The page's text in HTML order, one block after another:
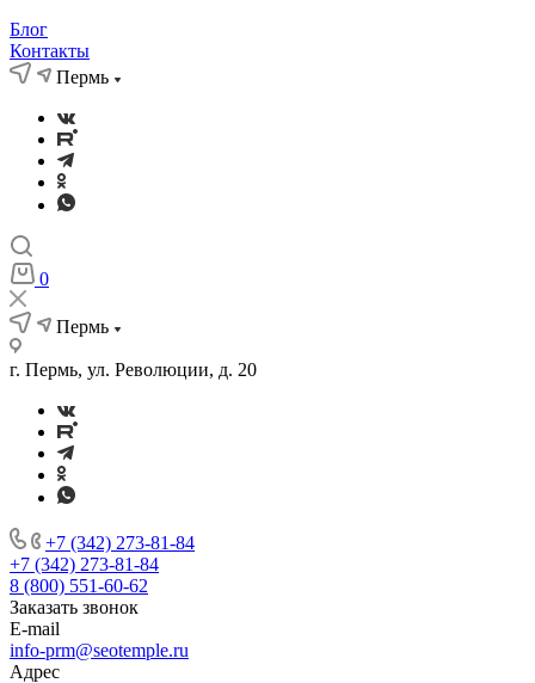
Блог
Контакты
Пермь
0
Пермь
г. Пермь, ул. Революции, д. 20
+7 (342) 273-81-84
+7 (342) 273-81-84
8 (800) 551-60-62
Заказать звонок
E-mail
info-prm@seotemple.ru
Адрес